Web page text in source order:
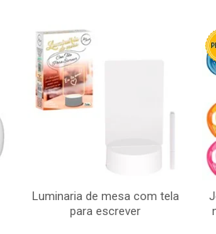
Luminaria de mesa com tela
para escrever